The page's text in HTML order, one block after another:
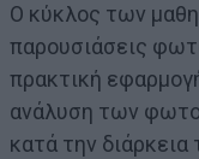
Ο κύκλος των
παρουσιάσεις
πρακτική
ανάλυση των
κατά την διάρκεια